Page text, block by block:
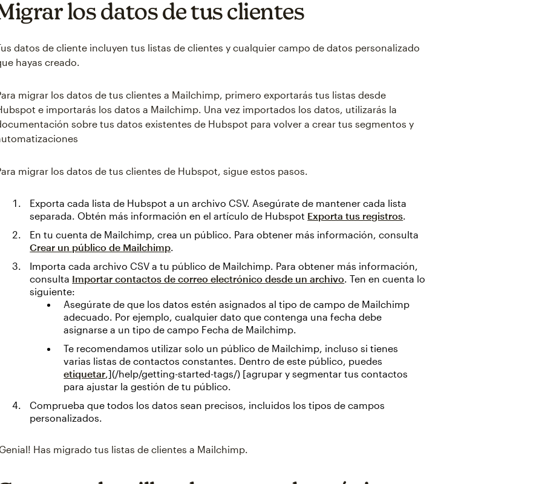
los datos de tus clientes
datos de cliente incluyen tus listas de clientes y cualquier campo de datos personalizado
hayas creado.
migrar los datos de tus clientes a Mailchimp, primero exportarás tus listas desde
e importarás los datos a Mailchimp. Una vez importados los datos, utilizarás la
sobre tus datos existentes de Hubspot para volver a crear tus segmentos y
migrar los datos de tus clientes de Hubspot, sigue estos pasos.
Exporta cada lista de Hubspot a un archivo CSV. Asegúrate de mantener cada lista
separada. Obtén más información en el artículo de Hubspot Exporta tus registros.
En tu cuenta de Mailchimp, crea un público. Para obtener más información, consulta
Crear un público de Mailchimp.
Importa cada archivo CSV a tu público de Mailchimp. Para obtener más información,
consulta Importar contactos de correo electrónico desde un archivo. Ten en cuenta lo
siguiente:
Asegúrate de que los datos estén asignados al tipo de campo de Mailchimp
adecuado. Por ejemplo, cualquier dato que contenga una fecha debe
asignarse a un tipo de campo Fecha de Mailchimp.
Te recomendamos utilizar solo un público de Mailchimp, incluso si tienes
varias listas de contactos constantes. Dentro de este público, puedes
etiquetar,](/help/getting-started-tags/) [agrupar ysegmentar tus contactos
para ajustar la gestión de tu público.
Comprueba que todos los datos sean precisos, incluidos los tipos de campos
personalizados.
Has migrado tus listas de clientes a Mailchimp.